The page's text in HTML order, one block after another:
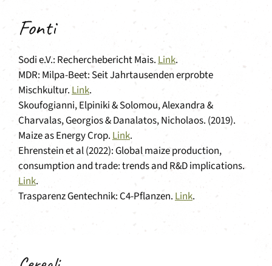
Fonti
Sodi e.V.: Recherchebericht Mais. Link.
MDR: Milpa-Beet: Seit Jahrtausenden erprobte
Mischkultur. Link.
Skoufogianni, Elpiniki & Solomou, Alexandra &
Charvalas, Georgios & Danalatos, Nicholaos. (2019).
Maize as Energy Crop. Link.
Ehrenstein et al (2022): Global maize production,
consumption and trade: trends and R&D implications.
Link.
Trasparenz Gentechnik: C4-Pflanzen. Link.